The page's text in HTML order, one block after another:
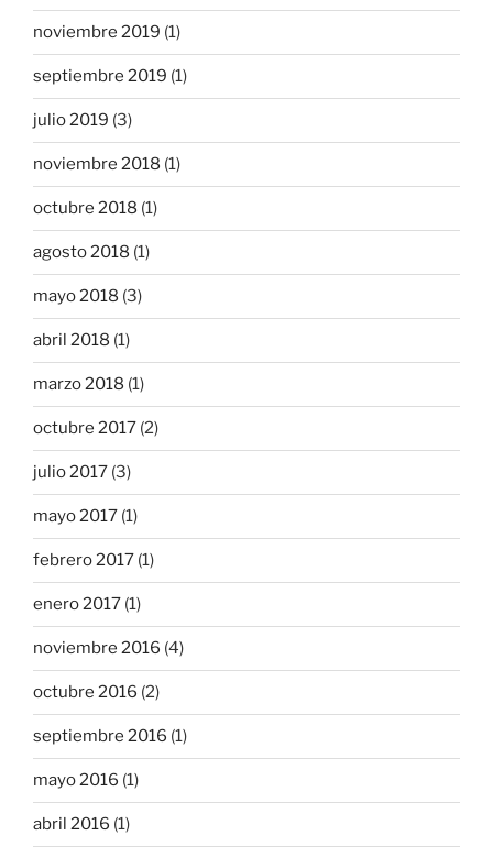
noviembre 2019 (1)
septiembre 2019 (1)
julio 2019 (3)
noviembre 2018 (1)
octubre 2018 (1)
agosto 2018 (1)
mayo 2018 (3)
abril 2018 (1)
marzo 2018 (1)
octubre 2017 (2)
julio 2017 (3)
mayo 2017 (1)
febrero 2017 (1)
enero 2017 (1)
noviembre 2016 (4)
octubre 2016 (2)
septiembre 2016 (1)
mayo 2016 (1)
abril 2016 (1)